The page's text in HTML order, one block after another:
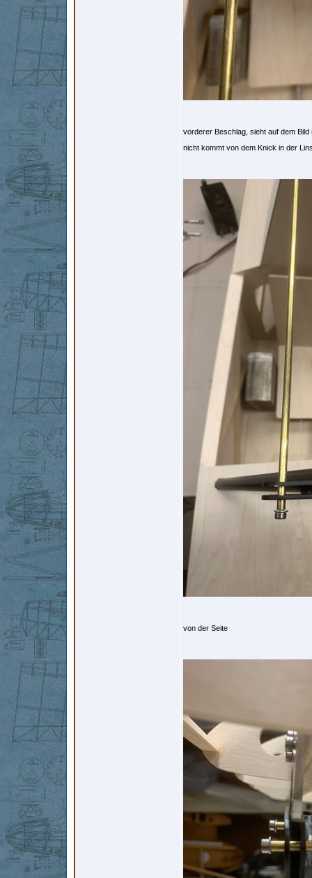
vorderer Beschlag, sieht auf dem
nicht kommt von dem Knick in der
von der Seite